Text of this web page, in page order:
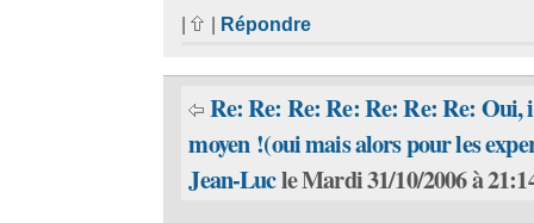
| Répondre
Re: Re: Re: Re: Re: Re: Re: Oui,
moyen !(oui mais alors pour les
Jean-Lucle Mardi 31/10/2006 à